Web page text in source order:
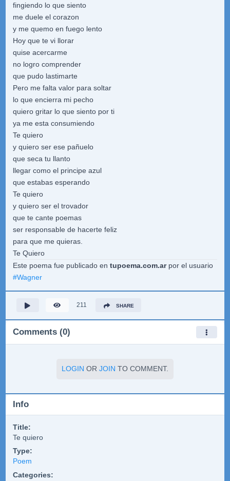
fingiendo lo que siento
me duele el corazon
y me quemo en fuego lento
Hoy que te vi llorar
quise acercarme
no logro comprender
que pudo lastimarte
Pero me falta valor para soltar
lo que encierra mi pecho
quiero gritar lo que siento por ti
ya me esta consumiendo
Te quiero
y quiero ser ese pañuelo
que seca tu llanto
llegar como el principe azul
que estabas esperando
Te quiero
y quiero ser el trovador
que te cante poemas
ser responsable de hacerte feliz
para que me quieras.
Te Quiero
Este poema fue publicado en tupoema.com.arpor el usuario
#Wagner
211 SHARE
Comments (0)
LOGIN OR JOIN TO COMMENT.
Info
Title:
Te quiero
Type:
Poem
Categories: